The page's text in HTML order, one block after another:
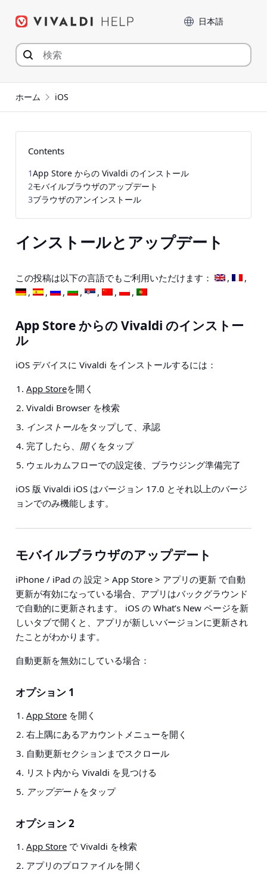
言語
ホーム iOS
インストールとアップデート
この投稿は以下の言語でもご利用いただけます：
App Store からの Vivaldi のインストー
ル
iOS デバイスに Vivaldi をインストールするには：
App Storeを開く
Vivaldi Browser を検索
インストールをタップして、承認
完了したら、 開く をタップ
ウェルカムフローでの設定後、ブラウジング準備完了
iOS 版 Vivaldi iOS はバージョン 17.0 とそれ以上のバージ
ョンでのみ機能します。
モバイルブラウザのアップデート
iPhone / iPad の 設定 > App Store > アプリの更新 で自動
更新が有効になっている場合、アプリはバックグラウンド
で自動的に更新されます。 iOS の What’s New ページを新
しいタブで開くと、アプリが新しいバージョンに更新され
たことがわかります。
自動更新を無効にしている場合：
オプション 1
App Store を開く
右上隅にあるアカウントメニューを開く
自動更新セクションまでスクロール
リスト内から Vivaldi を見つける
アップデート をタップ
オプション 2
App Store で Vivaldi を検索
アプリのプロファイルを開く
Contents
1App Store からの Vivaldi のインストール
2モバイルブラウザのアップデート
3ブラウザのアンインストール